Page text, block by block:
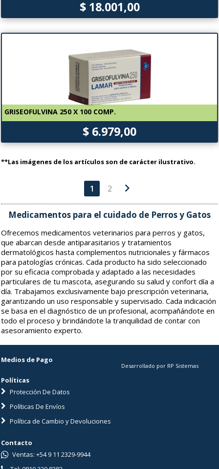
$ 18.001,00
GRISEOFULVINA 250 X 100 COMP.
$ 6.979,00
**Las imágenes de los artículos son de carácter ilustrativo.
1 2 chevron_right
Medicamentos para el cuidado de Perros y Gatos
Ofrecemos medicamentos veterinarios para perros y gatos,
que abarcan desde antiparasitarios y tratamientos
dermatológicos hasta complementos nutricionales y fármacos
para patologías crónicas. Cada producto ha sido seleccionado
por su eficacia comprobada y adaptado a las necesidades
particulares de tu mascota, asegurando su salud y confort día a
día. Trabajamos exclusivamente bajo prescripción veterinaria,
garantizando un uso responsable y supervisado. Cada indicación
se basa en el diagnóstico de un profesional, acompañándote en
todo el proceso y brindándote la tranquilidad de contar con
asesoramiento experto.
Medios de Pago
Políticas
Protección De Datos
Políticas De Envíos
Política de Cambio y Devoluciones
Desarrollado por RP Sistemas
Contacto
Ventas: +54 9 11 2329-9944